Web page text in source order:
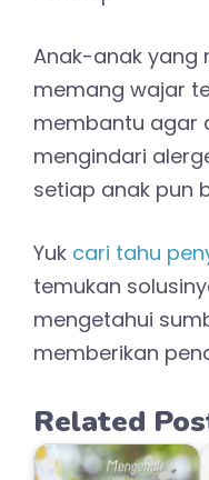
Anak-anak yang
memang wajar
membantu agar
mengindari
setiap anak pun
Yuk cari tahu
temukan
mengetahui
memberikan
Related